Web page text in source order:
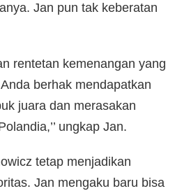
Jan pun tak keberatan
rentetan kemenangan yang
berhak mendapatkan
juara dan merasakan
ungkap Jan.
tetap menjadikan
Jan mengaku baru bisa